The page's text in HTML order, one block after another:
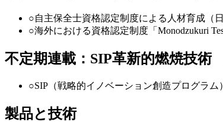
○自主保全士資格認定制度による人材育成（
○海外における資格認定制度「Monodzukuri
不定期連載：SIP革新的燃焼技術
○SIP（戦略的イノベーション創造プログラ
製品と技術